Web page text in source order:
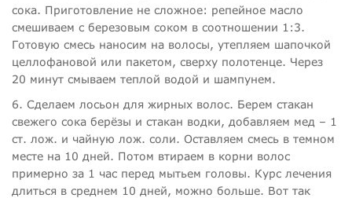
сока. Приготовление не сложное: репейное масло
смешиваем с березовым соком в соотношении 1:3.
Готовую смесь наносим на волосы, утепляем шапочкой
целлофановой или пакетом, сверху полотенце. Через
20 минут смываем теплой водой и шампунем.
6. Сделаем лосьон для жирных волос. Берем стакан
свежего сока берёзы и стакан водки, добавляем мед – 1
ст. лож. и чайную лож. соли. Оставляем смесь в темном
месте на 10 дней. Потом втираем в корни волос
примерно за 1 час перед мытьем головы. Курс лечения
длиться в среднем 10 дней, можно больше. Вот так